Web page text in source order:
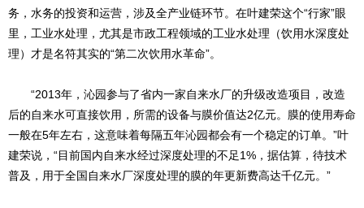
务，水务的投资和运营，涉及全产业链环节。在叶建荣这个“行家”眼
里，工业水处理，尤其是市政工程领域的工业水处理（饮用水深度处
理）才是名符其实的“第二次饮用水革命”。
“2013年，沁园参与了省内一家自来水厂的升级改造项目，改造
后的自来水可直接饮用，所需的设备与膜价值达2亿元。膜的使用寿命
一般在5年左右，这意味着每隔五年沁园都会有一个稳定的订单。”叶
建荣说，“目前国内自来水经过深度处理的不足1%，据估算，待技术
普及，用于全国自来水厂深度处理的膜的年更新费高达千亿元。”